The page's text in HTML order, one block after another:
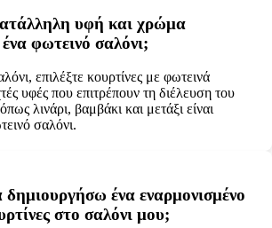
υφή και χρώμα
φωτεινό σαλόνι;
επιλέξτε κουρτίνες με φωτεινά
υφές που επιτρέπουν τη διέλευση του
λινάρι, βαμβάκι και μετάξι είναι
σαλόνι.
ένα εναρμονισμένο
στο σαλόνι μου;